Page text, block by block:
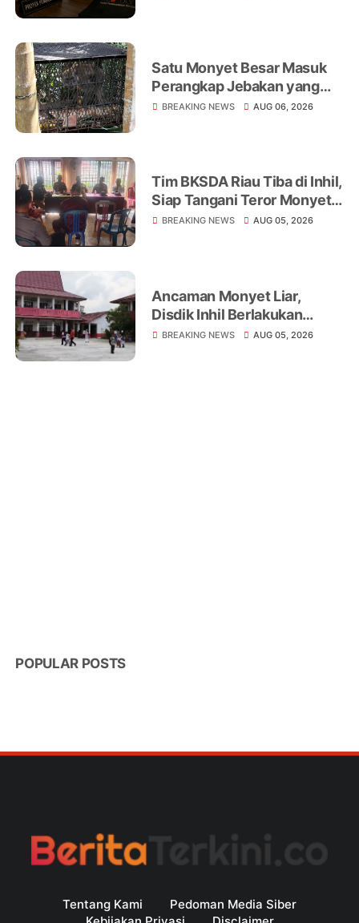
Satu Monyet Besar Masuk
Perangkap Jebakan yang
Dipasang di Belakang
BREAKING NEWS AUG 06, 2026
Tim BKSDA Riau Tiba di Inhil,
Siap Tangani Teror Monyet
Liar yang Telah Melukai 18
BREAKING NEWS AUG 05, 2026
Ancaman Monyet Liar,
Disdik Inhil Berlakukan
Belajar dari Rumah di
BREAKING NEWS AUG 05, 2026
POPULAR POSTS
Tentang Kami
Pedoman Media Siber